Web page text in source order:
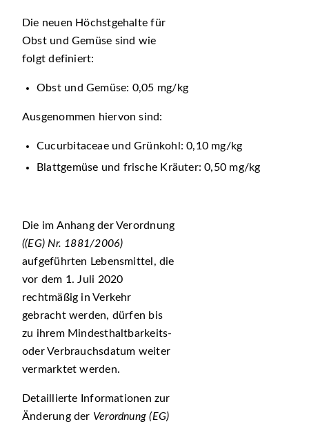
Die neuen Höchstgehalte für
Obst und Gemüse sind wie
folgt definiert:
Obst und Gemüse: 0,05 mg/kg
Ausgenommen hiervon sind:
Cucurbitaceae und Grünkohl: 0,10 mg/kg
Blattgemüse und frische Kräuter: 0,50 mg/kg
Die im Anhang der Verordnung
((EG) Nr. 1881/2006)
aufgeführten Lebensmittel, die
vor dem 1. Juli 2020
rechtmäßig in Verkehr
gebracht werden, dürfen bis
zu ihrem Mindesthaltbarkeits-
oder Verbrauchsdatum weiter
vermarktet werden.
Detaillierte Informationen zur
Änderung der Verordnung (EG)